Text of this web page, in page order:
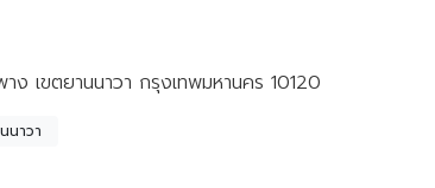
ง เขตยานนาวา กรุงเทพมหานคร 10120
นาวา